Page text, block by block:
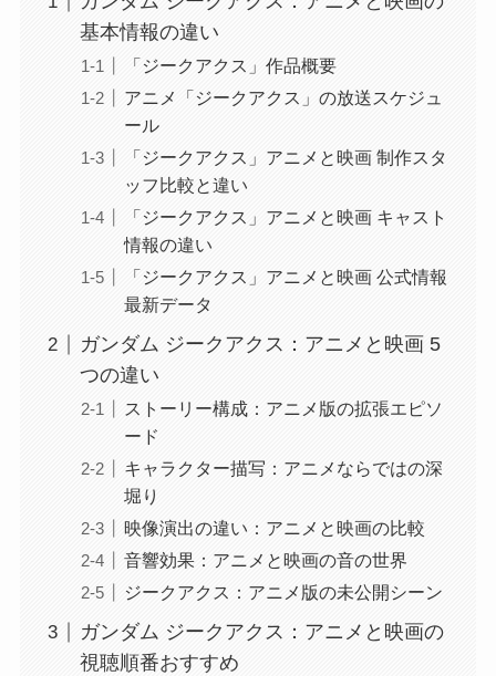
基本情報の違い
「ジークアクス」作品概要
アニメ「ジークアクス」の放送スケジュ
ール
「ジークアクス」アニメと映画 制作スタ
ッフ比較と違い
「ジークアクス」アニメと映画 キャスト
情報の違い
「ジークアクス」アニメと映画 公式情報
最新データ
ガンダム ジークアクス：アニメと映画 5
つの違い
ストーリー構成：アニメ版の拡張エピソ
ード
キャラクター描写：アニメならではの深
堀り
映像演出の違い：アニメと映画の比較
音響効果：アニメと映画の音の世界
ジークアクス：アニメ版の未公開シーン
ガンダム ジークアクス：アニメと映画の
視聴順番おすすめ